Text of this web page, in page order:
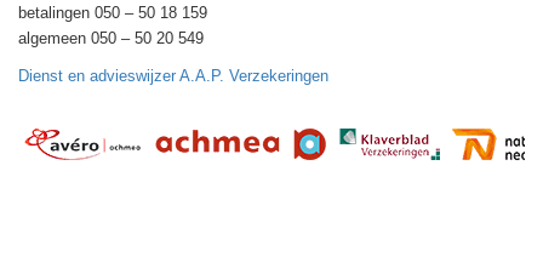
betalingen 050 – 50 18 159
algemeen 050 – 50 20 549
Dienst en advieswijzer A.A.P. Verzekeringen